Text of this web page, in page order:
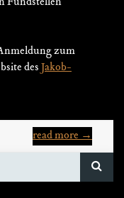
zum
desJakob-
read more →